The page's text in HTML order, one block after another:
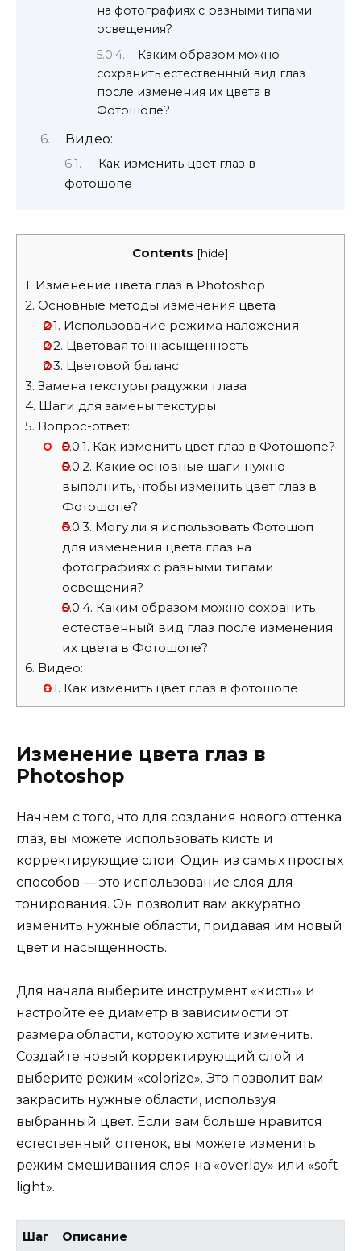
на фотографиях с разными типами
освещения?
Каким образом можно
сохранить естественный вид глаз
после изменения их цвета в
Фотошопе?
Видео:
Как изменить цвет глаз в
фотошопе
Contents [hide]
1. Изменение цвета глаз в Photoshop
2. Основные методы изменения цвета
2.1. Использование режима наложения
2.2. Цветовая тоннасыщенность
2.3. Цветовой баланс
3. Замена текстуры радужки глаза
4. Шаги для замены текстуры
5. Вопрос-ответ:
5.0.1. Как изменить цвет глаз в Фотошопе?
5.0.2. Какие основные шаги нужно
выполнить, чтобы изменить цвет глаз в
Фотошопе?
5.0.3. Могу ли я использовать Фотошоп
для изменения цвета глаз на
фотографиях с разными типами
освещения?
5.0.4. Каким образом можно сохранить
естественный вид глаз после изменения
их цвета в Фотошопе?
6. Видео:
6.1. Как изменить цвет глаз в фотошопе
Изменение цвета глаз в
Photoshop
Начнем с того, что для создания нового оттенка
глаз, вы можете использовать кисть и
корректирующие слои. Один из самых простых
способов — это использование слоя для
тонирования. Он позволит вам аккуратно
изменить нужные области, придавая им новый
цвет и насыщенность.
Для начала выберите инструмент «кисть» и
настройте её диаметр в зависимости от
размера области, которую хотите изменить.
Создайте новый корректирующий слой и
выберите режим «colorize». Это позволит вам
закрасить нужные области, используя
выбранный цвет. Если вам больше нравится
естественный оттенок, вы можете изменить
режим смешивания слоя на «overlay» или «soft
light».
Шаг Описание